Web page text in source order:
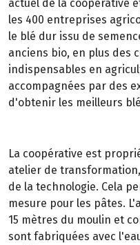
actuel de la coopérative
les 400 entreprises
le blé dur issu de
anciens bio, en plus des
indispensables en
accompagnées par des
d'obtenir les meilleurs
La coopérative est
atelier de
de la technologie. Cela
mesure pour les pâtes.
15 mètres du moulin et
sont fabriquées avec